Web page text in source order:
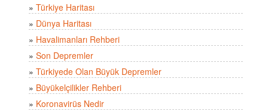
» Türkiye Haritası
» Dünya Haritası
» Havalimanları Rehberi
» Son Depremler
» Türkiyede Olan Büyük Depremler
» Büyükelçilikler Rehberi
» Koronavirüs Nedir